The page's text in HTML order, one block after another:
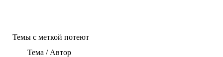
Темы с меткой потеют
Тема / Автор